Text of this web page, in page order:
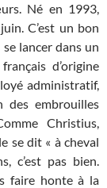
Né en 1993,
C’est un bon
lancer dans un
d’origine
administratif,
des embrouilles
Christius,
se dit « à cheval
c’est pas bien.
faire honte à la